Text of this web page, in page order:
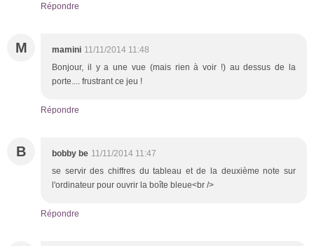
Répondre
M mamini 11/11/2014 11:48
Bonjour, il y a une vue (mais rien à voir !) au dessus de la
porte.... frustrant ce jeu !
Répondre
B bobby be 11/11/2014 11:47
se servir des chiffres du tableau et de la deuxième note sur
l'ordinateur pour ouvrir la boîte bleue<br />
Répondre